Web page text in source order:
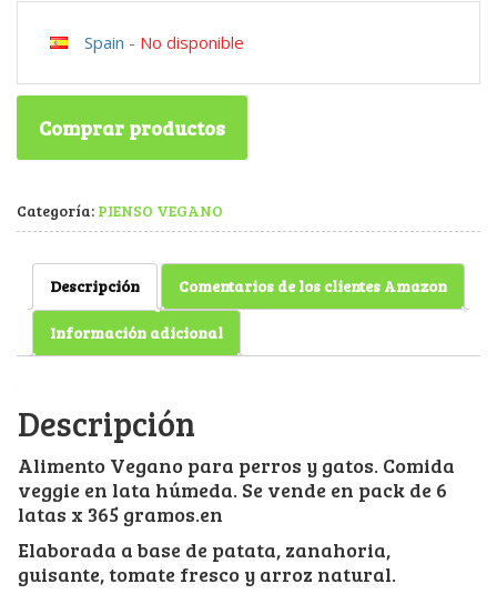
Spain - No disponible
Comprar productos
Categoría: PIENSO VEGANO
Descripción Comentarios de los clientes Amazon
Información adicional
Descripción
Alimento Vegano para perros y gatos. Comida
veggie en lata húmeda. Se vende en pack de 6
latas x 365 gramos.en
Elaborada a base de patata, zanahoria,
guisante, tomate fresco y arroz natural.